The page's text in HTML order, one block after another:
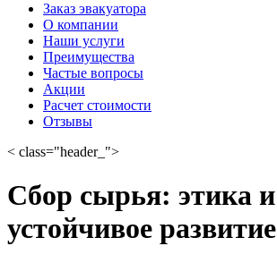
Заказ эвакуатора
О компании
Наши услуги
Преимущества
Частые вопросы
Акции
Расчет стоимости
Отзывы
< class="header_">
Сбор сырья: этика и
устойчивое развитие